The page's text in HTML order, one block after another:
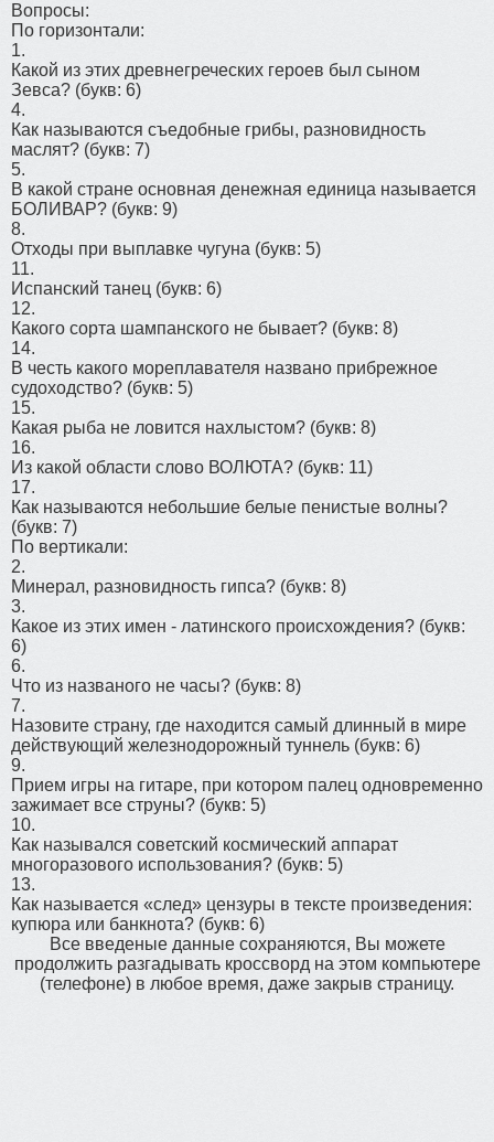
Вопросы:
По горизонтали:
1.
Какой из этих древнегреческих героев был сыном
Зевса? (букв: 6)
4.
Как называются съедобные грибы, разновидность
маслят? (букв: 7)
5.
В какой стране основная денежная единица называется
БОЛИВАР? (букв: 9)
8.
Отходы при выплавке чугуна (букв: 5)
11.
Испанский танец (букв: 6)
12.
Какого сорта шампанского не бывает? (букв: 8)
14.
В честь какого мореплавателя названо прибрежное
судоходство? (букв: 5)
15.
Какая рыба не ловится нахлыстом? (букв: 8)
16.
Из какой области слово ВОЛЮТА? (букв: 11)
17.
Как называются небольшие белые пенистые волны?
(букв: 7)
По вертикали:
2.
Минерал, разновидность гипса? (букв: 8)
3.
Какое из этих имен - латинского происхождения? (букв:
6)
6.
Что из названого не часы? (букв: 8)
7.
Назовите страну, где находится самый длинный в мире
действующий железнодорожный туннель (букв: 6)
9.
Прием игры на гитаре, при котором палец одновременно
зажимает все струны? (букв: 5)
10.
Как назывался советский космический аппарат
многоразового использования? (букв: 5)
13.
Как называется «след» цензуры в тексте произведения:
купюра или банкнота? (букв: 6)
Все введеные данные сохраняются, Вы можете
продолжить разгадывать кроссворд на этом компьютере
(телефоне) в любое время, даже закрыв страницу.